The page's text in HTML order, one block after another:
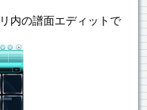
内の譜面エディットで